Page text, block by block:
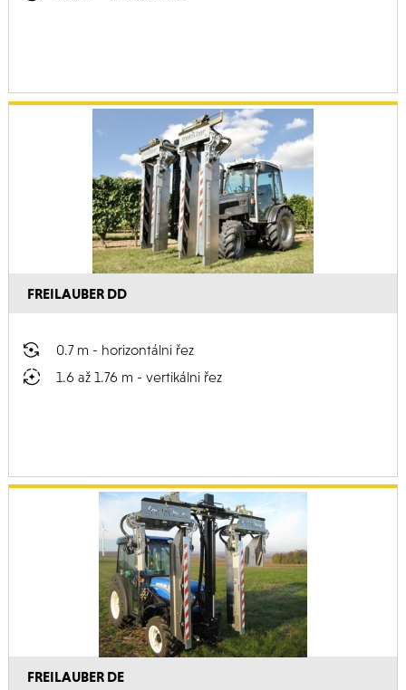
FREILAUBER DD
0.7 m - horizontálni řez
1.6 až 1.76 m - vertikálni řez
FREILAUBER DE